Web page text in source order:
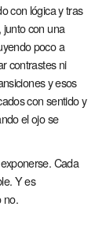
con lógica y tras
con una
poco a
contrastes ni
y esos
con sentido y
el ojo se
Cada
Y es
no.